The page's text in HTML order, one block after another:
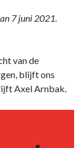
7 juni 2021.
van de
blijft ons
Axel Arnbak.